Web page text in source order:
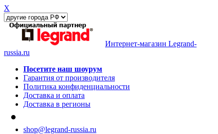
X
Интернет-магазин Legrand-
russia.ru
Посетите наш шоурум
Гарантия от производителя
Политика конфиденциальности
Доставка и оплата
Доставка в регионы
shop@legrand-russia.ru